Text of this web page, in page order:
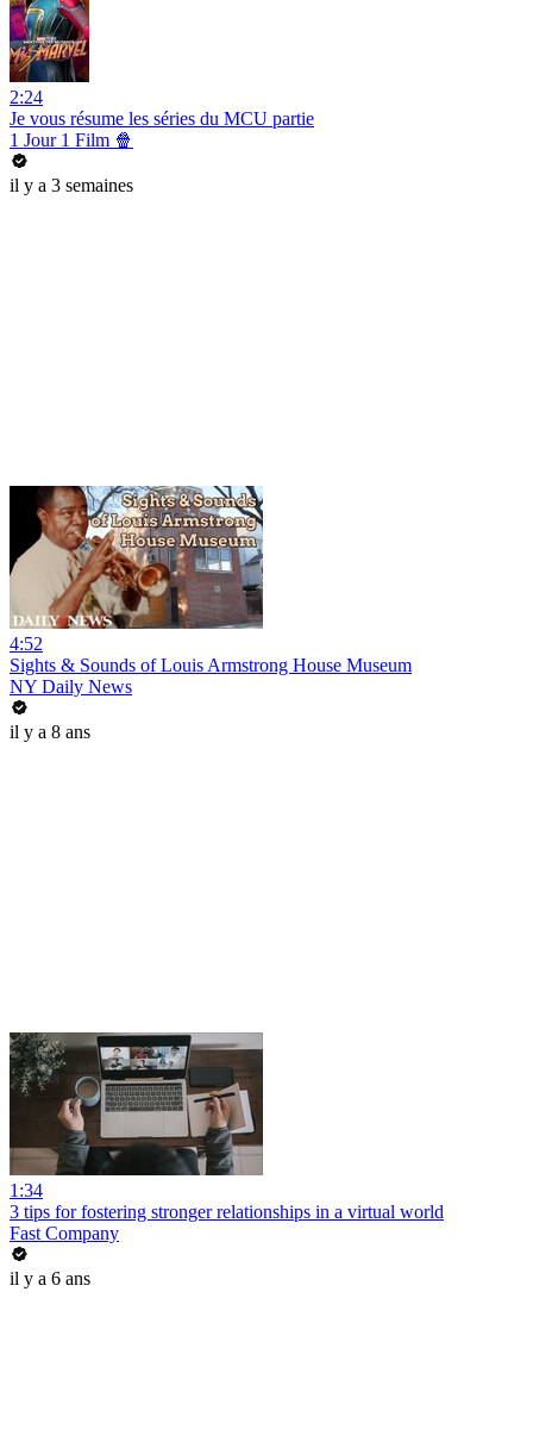
2:24
Je vous résume les séries du MCU partie
1 Jour 1 Film 🍿
il y a 3 semaines
4:52
Sights & Sounds of Louis Armstrong House Museum
NY Daily News
il y a 8 ans
1:34
3 tips for fostering stronger relationships in a virtual world
Fast Company
il y a 6 ans